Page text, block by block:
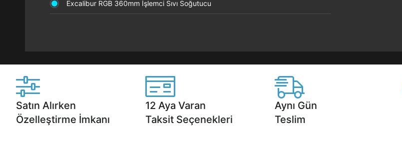
Excalibur RGB 360mm İşlemci Sıvı Soğutucu
Satın Alırken
Özelleştirme İmkanı
12 Aya Varan
Taksit Seçenekleri
Aynı Gün
Teslim